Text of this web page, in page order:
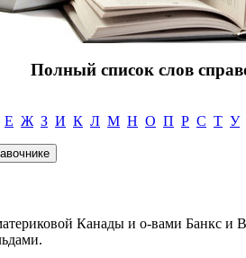
Полный список слов
Е Ж З И К Л М Н О П Р С Т У
Канады и о-вами Банкс